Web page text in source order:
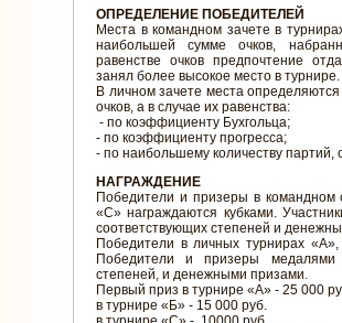
ОПРЕДЕЛЕНИЕ ПОБЕДИТЕЛЕЙ
Места в командном зачете в
наибольшей сумме очков,
равенстве очков предпочтение
занял более высокое место в турнире.
В личном зачете места
очков, а в случае их равенства:
- по коэффициенту Бухгольца;
- по коэффициенту прогресса;
- по наибольшему количеству
НАГРАЖДЕНИЕ
Победители и призеры в командном
«С» награждаются кубками.
соответствующих степеней и
Победители в личных турнирах
Победители и призеры медалями
степеней, и денежными призами.
Первый приз в турнире «А» - 25 000
в турнире «Б» - 15 000 руб.